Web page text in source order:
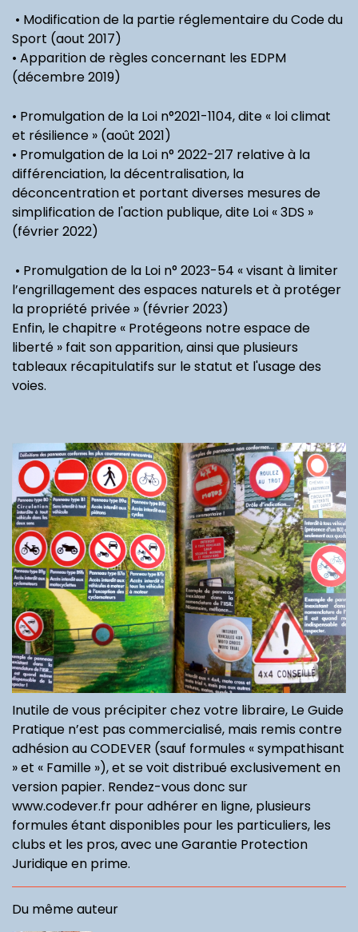
• Modification de la partie réglementaire du Code du
Sport (aout 2017)
• Apparition de règles concernant les EDPM
(décembre 2019)
• Promulgation de la Loi n°2021-1104, dite « loi climat
et résilience » (août 2021)
• Promulgation de la Loi n° 2022-217 relative à la
différenciation, la décentralisation, la
déconcentration et portant diverses mesures de
simplification de l'action publique, dite Loi « 3DS »
(février 2022)
• Promulgation de la Loi n° 2023-54 « visant à limiter
l’engrillagement des espaces naturels et à protéger
la propriété privée » (février 2023)
Enfin, le chapitre « Protégeons notre espace de
liberté » fait son apparition, ainsi que plusieurs
tableaux récapitulatifs sur le statut et l'usage des
voies.
Inutile de vous précipiter chez votre libraire, Le Guide
Pratique n’est pas commercialisé, mais remis contre
adhésion au CODEVER (sauf formules « sympathisant
» et « Famille »), et se voit distribué exclusivement en
version papier. Rendez-vous donc sur
www.codever.fr pour adhérer en ligne, plusieurs
formules étant disponibles pour les particuliers, les
clubs et les pros, avec une Garantie Protection
Juridique en prime.
Du même auteur